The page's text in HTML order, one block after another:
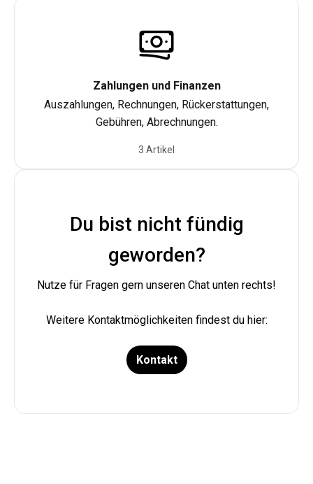
Zahlungen und Finanzen
Auszahlungen, Rechnungen, Rückerstattungen,
Gebühren, Abrechnungen.
3 Artikel
Du bist nicht fündig
geworden?
Nutze für Fragen gern unseren Chat unten rechts!
Weitere Kontaktmöglichkeiten findest du hier:
Kontakt